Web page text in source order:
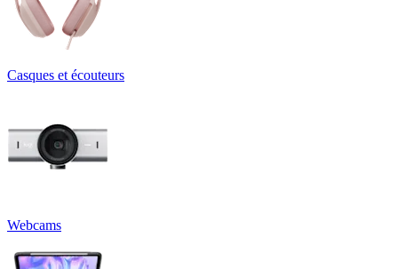
Casques et écouteurs
Webcams